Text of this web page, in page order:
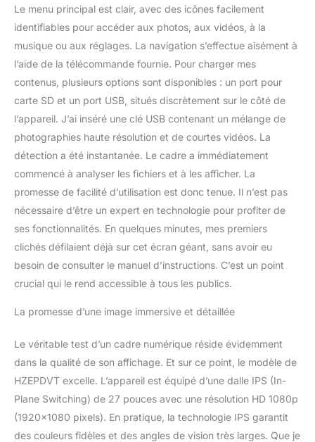
Le menu principal est clair, avec des icônes facilement
identifiables pour accéder aux photos, aux vidéos, à la
musique ou aux réglages. La navigation s’effectue aisément à
l’aide de la télécommande fournie. Pour charger mes
contenus, plusieurs options sont disponibles : un port pour
carte SD et un port USB, situés discrètement sur le côté de
l’appareil. J’ai inséré une clé USB contenant un mélange de
photographies haute résolution et de courtes vidéos. La
détection a été instantanée. Le cadre a immédiatement
commencé à analyser les fichiers et à les afficher. La
promesse de facilité d’utilisation est donc tenue. Il n’est pas
nécessaire d’être un expert en technologie pour profiter de
ses fonctionnalités. En quelques minutes, mes premiers
clichés défilaient déjà sur cet écran géant, sans avoir eu
besoin de consulter le manuel d’instructions. C’est un point
crucial qui le rend accessible à tous les publics.
La promesse d’une image immersive et détaillée
Le véritable test d’un cadre numérique réside évidemment
dans la qualité de son affichage. Et sur ce point, le modèle de
HZEPDVT excelle. L’appareil est équipé d’une dalle IPS (In-
Plane Switching) de 27 pouces avec une résolution HD 1080p
(1920×1080 pixels). En pratique, la technologie IPS garantit
des couleurs fidèles et des angles de vision très larges. Que je